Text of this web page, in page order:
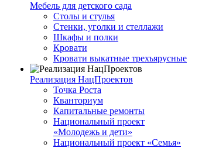
Мебель для детского сада
Столы и стулья
Стенки, уголки и стеллажи
Шкафы и полки
Кровати
Кровати выкатные трехъярусные
Реализация НацПроектов
Точка Роста
Кванториум
Капитальные ремонты
Национальный проект
«Молодежь и дети»
Национальный проект «Семья»